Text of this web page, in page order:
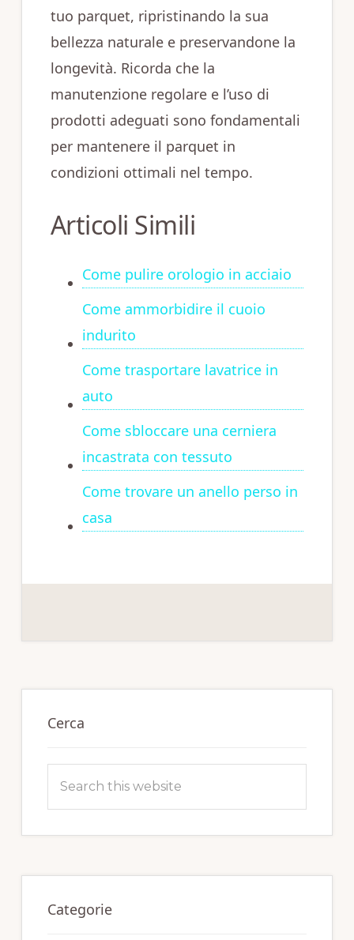
tuo parquet, ripristinando la sua
bellezza naturale e preservandone la
longevità. Ricorda che la
manutenzione regolare e l’uso di
prodotti adeguati sono fondamentali
per mantenere il parquet in
condizioni ottimali nel tempo.
Articoli Simili
Come pulire orologio in acciaio
Come ammorbidire il cuoio
indurito
Come trasportare lavatrice in
auto
Come sbloccare una cerniera
incastrata con tessuto
Come trovare un anello perso in
casa
Primary
Sidebar
Cerca
this
Categorie